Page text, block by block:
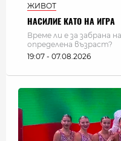
ЖИВОТ
НАСИЛИЕ КАТО НА ИГРА
Време ли е за забрана
определена възраст?
19:07 - 07.08.2026